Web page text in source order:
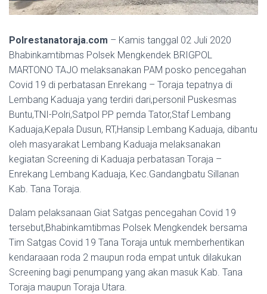
Polrestanatoraja.com – Kamis tanggal 02 Juli 2020
Bhabinkamtibmas Polsek Mengkendek BRIGPOL
MARTONO TAJO melaksanakan PAM posko pencegahan
Covid 19 di perbatasan Enrekang – Toraja tepatnya di
Lembang Kaduaja yang terdiri dari,personil Puskesmas
Buntu,TNI-Polri,Satpol PP pemda Tator,Staf Lembang
Kaduaja,Kepala Dusun, RT,Hansip Lembang Kaduaja, dibantu
oleh masyarakat Lembang Kaduaja melaksanakan
kegiatan Screening di Kaduaja perbatasan Toraja –
Enrekang Lembang Kaduaja, Kec.Gandangbatu Sillanan
Kab. Tana Toraja.
Dalam pelaksanaan Giat Satgas pencegahan Covid 19
tersebut,Bhabinkamtibmas Polsek Mengkendek bersama
Tim Satgas Covid 19 Tana Toraja untuk memberhentikan
kendaraaan roda 2 maupun roda empat untuk dilakukan
Screening bagi penumpang yang akan masuk Kab. Tana
Toraja maupun Toraja Utara.